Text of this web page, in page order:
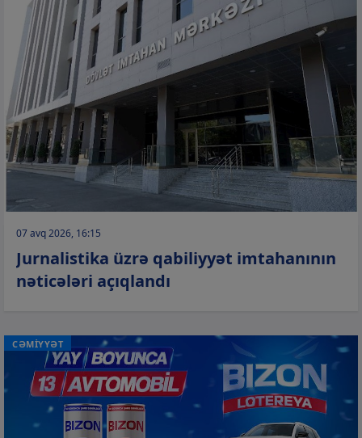
07 avq 2026, 16:15
Jurnalistika üzrə qabiliyyət imtahanının
nəticələri açıqlandı
CƏMİYYƏT